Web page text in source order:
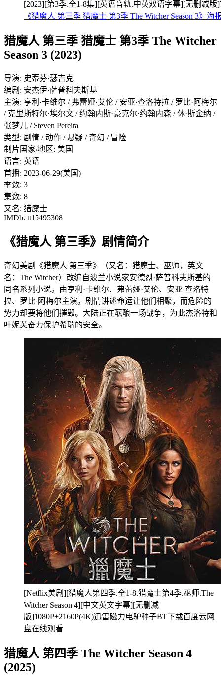
[2023][第3季.全1-8集][英语音轨.中英双语字幕][无删减版
《猎魔人 第三季 猎魔士 第3季 The Witcher Season 3》海
猎魔人 第三季 猎魔士 第3季 The Witcher
Season 3 (2023)
导演: 史蒂芬·瑟吉克
编剧: 安杰伊·萨普科夫斯基
主演: 亨利·卡维尔 / 弗蕾娅·艾伦 / 安亚·查洛特拉 / 罗比·阿梅尔
/ 克里斯特尔·埃尔文 / 约翰内斯·豪克尔·约翰内森 / 休·斯金纳 /
张梦儿 / Steven Pereira
类型: 剧情 / 动作 / 悬疑 / 奇幻 / 冒险
制片国家/地区: 美国
语言: 英语
首播: 2023-06-29(美国)
季数: 3
集数: 8
又名: 猎魔士
IMDb: tt15495308
《猎魔人 第三季》剧情简介
奇幻美剧《猎魔人 第三季》（又名：猎魔士、巫师，英文
名：The Witcher）改编自波兰小说家安德烈·萨普科夫斯基的
同名系列小说。由亨利·卡维尔、弗蕾娅·艾伦、安亚·查洛特
拉、罗比·阿梅尔主演。剧情讲述命运让他们相聚，而危险的
势力却要将他们摧毁。大陆正在酝酿一场战争，为此杰洛特和
叶妮芙奋力保护希瑞的安全。
[Netflix美剧][猎魔人第四季.全1-8.猎魔士第4季.巫师.The
Witcher Season 4][中文英文字幕][无删减
版]1080P+2160P(4K)迅雷磁力电驴种子BT下载百度云网
盘在线观看
猎魔人 第四季 The Witcher Season 4
(2025)